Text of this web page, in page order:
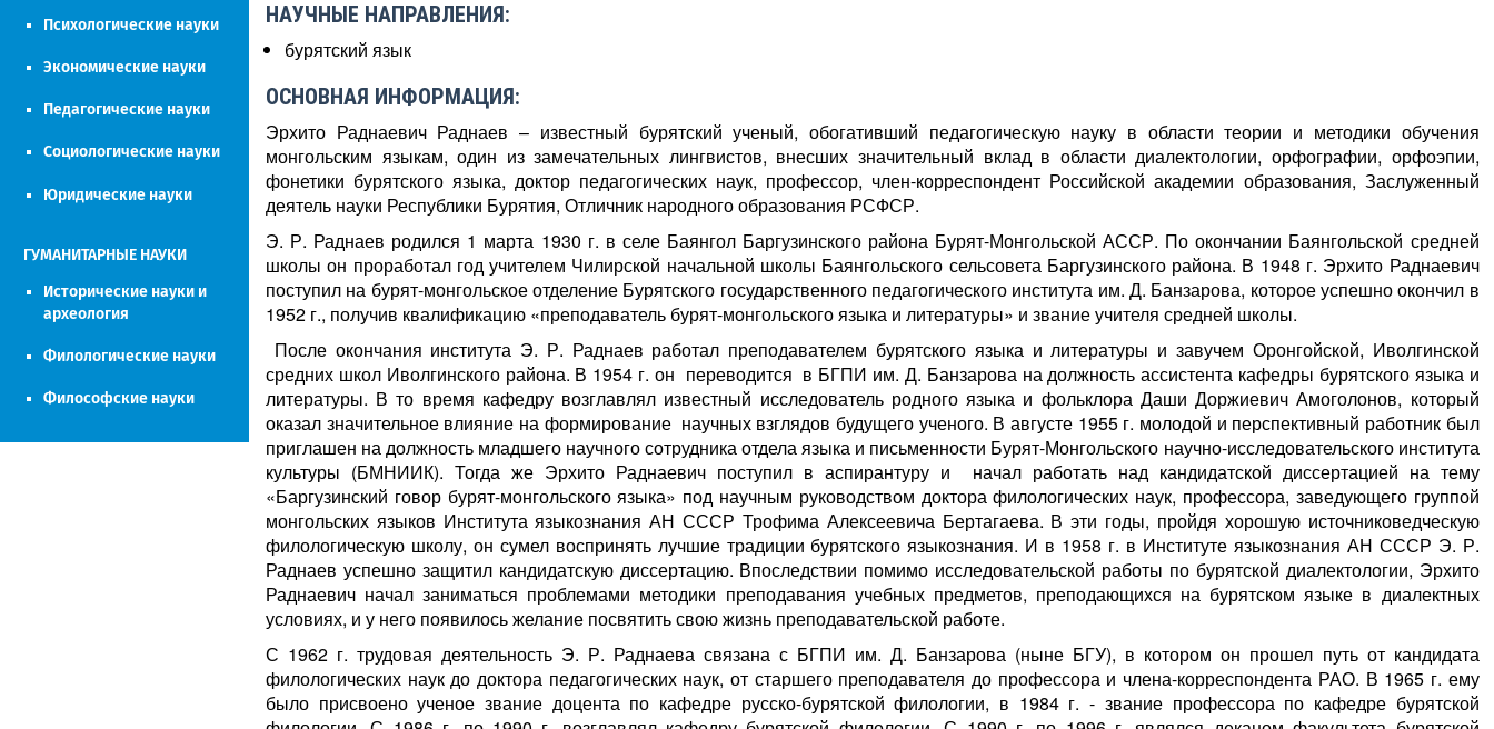
Психологические науки
Экономические науки
Педагогические науки
Социологические науки
Юридические науки
ГУМАНИТАРНЫЕ НАУКИ
Исторические науки и
археология
Филологические науки
Философские науки
НАУЧНЫЕ НАПРАВЛЕНИЯ:
бурятский язык
ОСНОВНАЯ ИНФОРМАЦИЯ:
Эрхито Раднаевич Раднаев – известный бурятский ученый, обогативший педагогическую науку в области теории и методики обучения
монгольским языкам, один из замечательных лингвистов, внесших значительный вклад в области диалектологии, орфографии, орфоэпии,
фонетики бурятского языка, доктор педагогических наук, профессор, член-корреспондент Российской академии образования, Заслуженный
деятель науки Республики Бурятия, Отличник народного образования РСФСР.
Э. Р. Раднаев родился 1 марта 1930 г. в селе Баянгол Баргузинского района Бурят-Монгольской АССР. По окончании Баянгольской средней
школы он проработал год учителем Чилирской начальной школы Баянгольского сельсовета Баргузинского района. В 1948 г. Эрхито Раднаевич
поступил на бурят-монгольское отделение Бурятского государственного педагогического института им. Д. Банзарова, которое успешно окончил в
1952 г., получив квалификацию «преподаватель бурят-монгольского языка и литературы» и звание учителя средней школы.
После окончания института Э. Р. Раднаев работал преподавателем бурятского языка и литературы и завучем Оронгойской, Иволгинской
средних школ Иволгинского района. В 1954 г. он переводится в БГПИ им. Д. Банзарова на должность ассистента кафедры бурятского языка и
литературы. В то время кафедру возглавлял известный исследователь родного языка и фольклора Даши Доржиевич Амоголонов, который
оказал значительное влияние на формирование научных взглядов будущего ученого. В августе 1955 г. молодой и перспективный работник был
приглашен на должность младшего научного сотрудника отдела языка и письменности Бурят-Монгольского научно-исследовательского института
культуры (БМНИИК). Тогда же Эрхито Раднаевич поступил в аспирантуру и начал работать над кандидатской диссертацией на тему
«Баргузинский говор бурят-монгольского языка» под научным руководством доктора филологических наук, профессора, заведующего группой
монгольских языков Института языкознания АН СССР Трофима Алексеевича Бертагаева. В эти годы, пройдя хорошую источниковедческую
филологическую школу, он сумел воспринять лучшие традиции бурятского языкознания. И в 1958 г. в Институте языкознания АН СССР Э. Р.
Раднаев успешно защитил кандидатскую диссертацию. Впоследствии помимо исследовательской работы по бурятской диалектологии, Эрхито
Раднаевич начал заниматься проблемами методики преподавания учебных предметов, преподающихся на бурятском языке в диалектных
условиях, и у него появилось желание посвятить свою жизнь преподавательской работе.
С 1962 г. трудовая деятельность Э. Р. Раднаева связана с БГПИ им. Д. Банзарова (ныне БГУ), в котором он прошел путь от кандидата
филологических наук до доктора педагогических наук, от старшего преподавателя до профессора и члена-корреспондента РАО. В 1965 г. ему
было присвоено ученое звание доцента по кафедре русско-бурятской филологии, в 1984 г. - звание профессора по кафедре бурятской